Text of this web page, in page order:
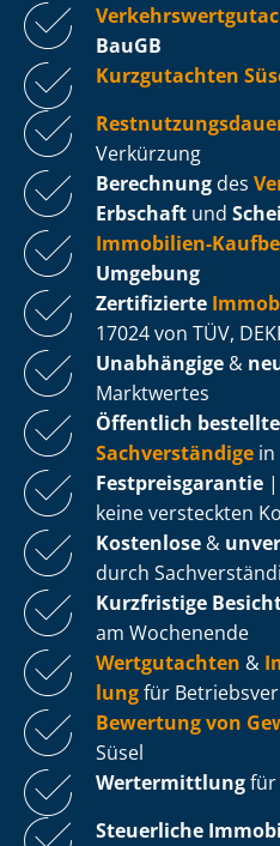
BauGB
Kurzgutachten
Verkürzung
Berechnung des
Erbschaft und
Immobilien-
Umgebung
Zertifizierte
17024 von TÜV,
Unabhängige &
Marktwertes
Öffentlich
Sachverständige in
Fest­preis­ga­ran­tie
keine versteckten
Kostenlose &
durch
Kurzfristige
am Wochenende
Wertgutachten &
lungfür
Bewertung von
Süsel
Wertermittlungfür
Steuerliche